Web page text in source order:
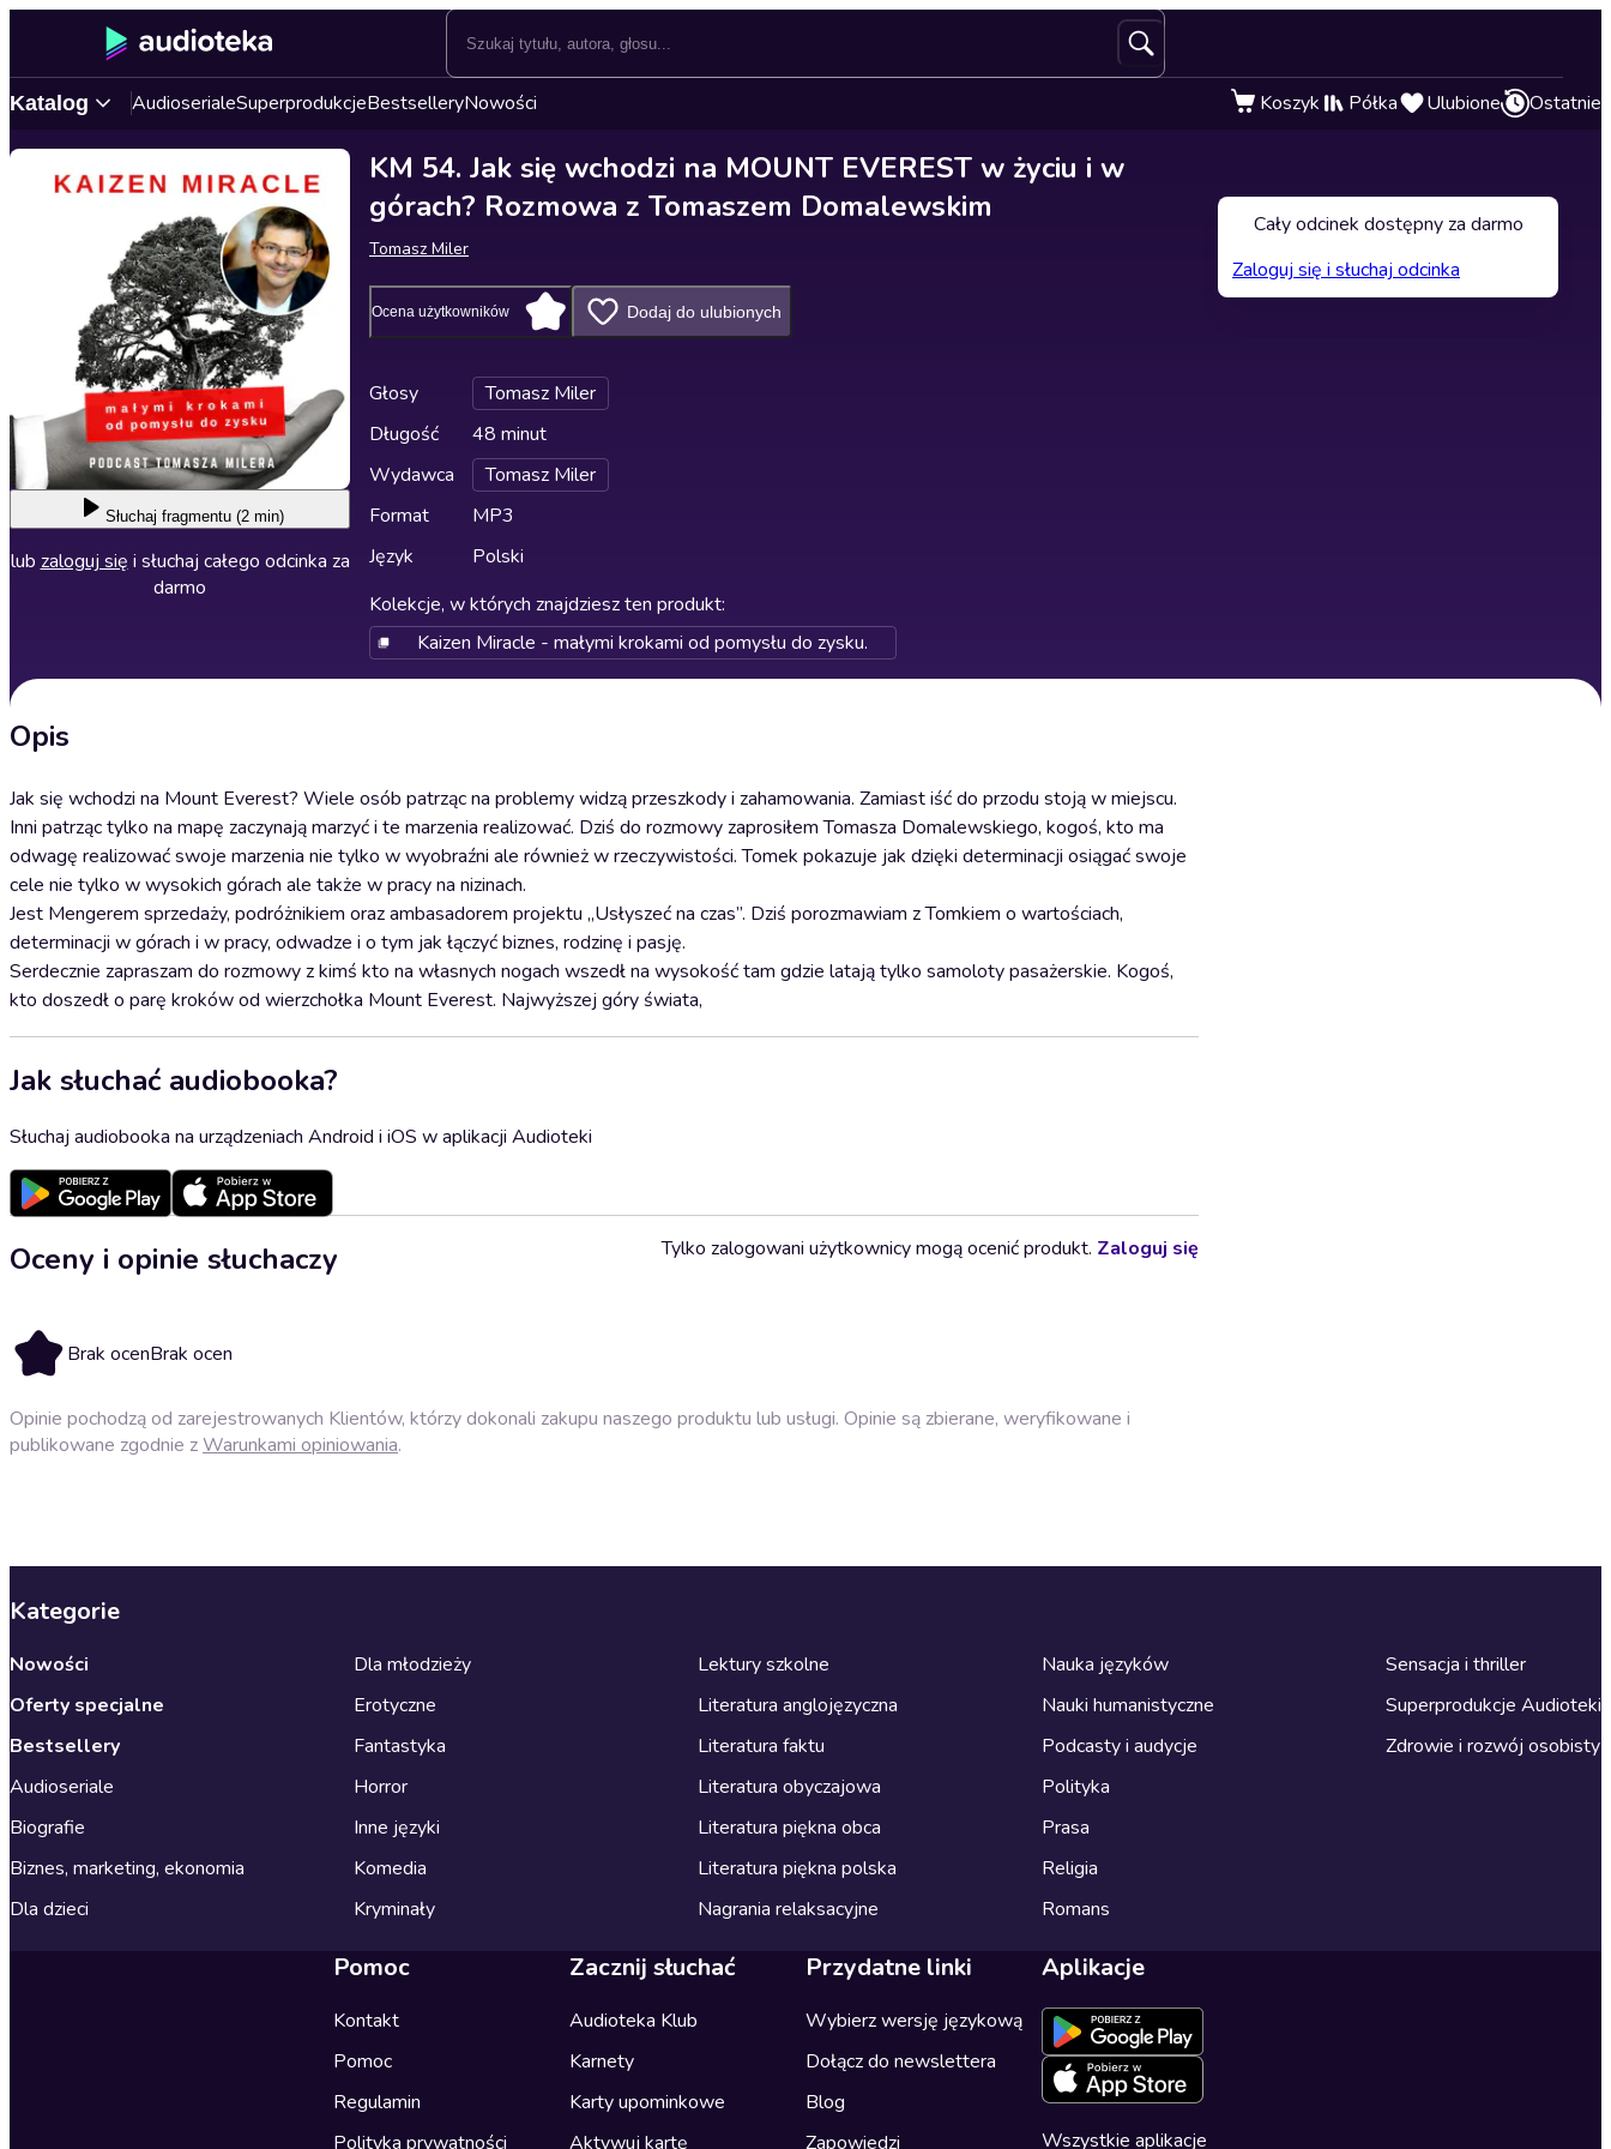
Katalog AudioserialeSuperprodukcjeBestselleryNowości Koszyk Półka Ulubione Ostatnie
Słuchaj fragmentu (2 min)
lub zaloguj się i słuchaj całego odcinka za
darmo
KM 54. Jak się wchodzi na MOUNT EVEREST w życiu i w
górach? Rozmowa z Tomaszem Domalewskim
Tomasz Miler
Ocena użytkowników Dodaj do ulubionych
Głosy
Tomasz Miler
Długość
48 minut
Wydawca
Tomasz Miler
Format
MP3
Język
Polski
Kolekcje, w których znajdziesz ten produkt:
Kaizen Miracle - małymi krokami od pomysłu do zysku.
Opis
Jak się wchodzi na Mount Everest? Wiele osób patrząc na problemy widzą przeszkody i zahamowania. Zamiast iść do przodu stoją w miejscu.
Inni patrząc tylko na mapę zaczynają marzyć i te marzenia realizować. Dziś do rozmowy zaprosiłem Tomasza Domalewskiego, kogoś, kto ma
odwagę realizować swoje marzenia nie tylko w wyobraźni ale również w rzeczywistości. Tomek pokazuje jak dzięki determinacji osiągać swoje
cele nie tylko w wysokich górach ale także w pracy na nizinach.
Jest Mengerem sprzedaży, podróżnikiem oraz ambasadorem projektu „Usłyszeć na czas”. Dziś porozmawiam z Tomkiem o wartościach,
determinacji w górach i w pracy, odwadze i o tym jak łączyć biznes, rodzinę i pasję.
Serdecznie zapraszam do rozmowy z kimś kto na własnych nogach wszedł na wysokość tam gdzie latają tylko samoloty pasażerskie. Kogoś,
kto doszedł o parę kroków od wierzchołka Mount Everest. Najwyższej góry świata,
Jak słuchać audiobooka?
Słuchaj audiobooka na urządzeniach Android i iOS w aplikacji Audioteki
Oceny i opinie słuchaczy
Brak ocenBrak ocen
Tylko zalogowani użytkownicy mogą ocenić produkt. Zaloguj się
Opinie pochodzą od zarejestrowanych Klientów, którzy dokonali zakupu naszego produktu lub usługi. Opinie są zbierane, weryfikowane i
publikowane zgodnie zWarunkami opiniowania.
Cały odcinek dostępny za darmo
Zaloguj się i słuchaj odcinka
Kategorie
Nowości
Oferty specjalne
Bestsellery
Audioseriale
Biografie
Biznes, marketing, ekonomia
Dla dzieci
Dla młodzieży
Erotyczne
Fantastyka
Horror
Inne języki
Komedia
Kryminały
Lektury szkolne
Literatura anglojęzyczna
Literatura faktu
Literatura obyczajowa
Literatura piękna obca
Literatura piękna polska
Nagrania relaksacyjne
Nauka języków
Nauki humanistyczne
Podcasty i audycje
Polityka
Prasa
Religia
Romans
Sensacja i thriller
Superprodukcje Audioteki
Zdrowie i rozwój osobisty
Pomoc
Kontakt
Pomoc
Regulamin
Polityka prywatności
Zacznij słuchać
Audioteka Klub
Karnety
Karty upominkowe
Aktywuj kartę
Przydatne linki
Wybierz wersję językową
Dołącz do newslettera
Blog
Zapowiedzi
Aplikacje
Wszystkie aplikacje